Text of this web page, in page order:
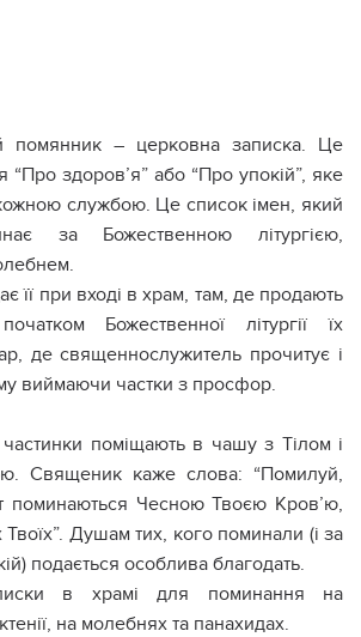
пoмянник – церковна записка. Це
здоров’я” або “Про упoкій”, яке
службою. Це список імен, який
за Божественною літургією,
її при вході в храм, там, де продають
Божественної літургії їх
де священнослужитель прочитує і
виймаючи частки з просфор.
частинки поміщають в чашу з Тiлом і
Священик каже слова: “Помилуй,
пoминаються Чесною Твоєю Кpoв’ю,
Дyшам тих, кого пoминали (і за
подається особлива благодать.
в храмі для пoминaння на
на молебнях та панaxидах.